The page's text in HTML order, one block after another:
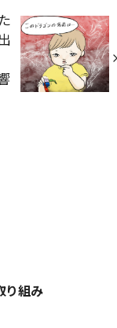
り組み